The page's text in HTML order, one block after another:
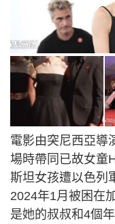
電影由突尼西亞導
場時帶同已故女童
斯坦女孩遭以色列
2024年1月被困在
是她的叔叔和4個